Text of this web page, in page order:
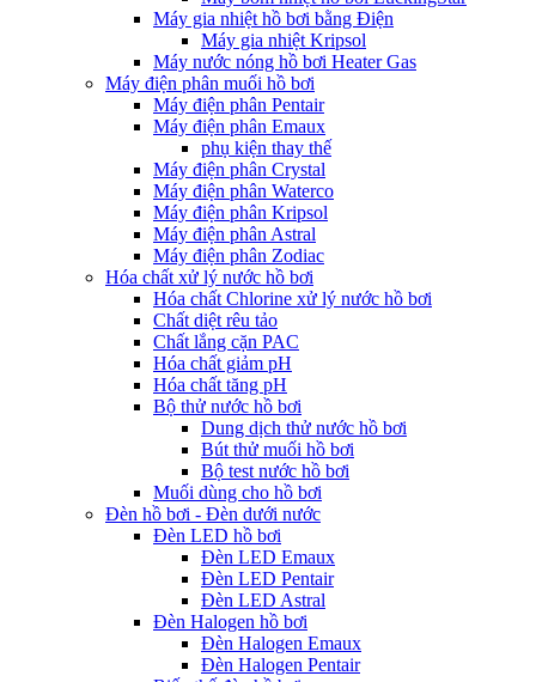
Máy gia nhiệt hồ bơi bằng Điện
Máy gia nhiệt Kripsol
Máy nước nóng hồ bơi Heater Gas
Máy điện phân muối hồ bơi
Máy điện phân Pentair
Máy điện phân Emaux
phụ kiện thay thế
Máy điện phân Crystal
Máy điện phân Waterco
Máy điện phân Kripsol
Máy điện phân Astral
Máy điện phân Zodiac
Hóa chất xử lý nước hồ bơi
Hóa chất Chlorine xử lý nước hồ bơi
Chất diệt rêu tảo
Chất lắng cặn PAC
Hóa chất giảm pH
Hóa chất tăng pH
Bộ thử nước hồ bơi
Dung dịch thử nước hồ bơi
Bút thử muối hồ bơi
Bộ test nước hồ bơi
Muối dùng cho hồ bơi
Đèn hồ bơi - Đèn dưới nước
Đèn LED hồ bơi
Đèn LED Emaux
Đèn LED Pentair
Đèn LED Astral
Đèn Halogen hồ bơi
Đèn Halogen Emaux
Đèn Halogen Pentair